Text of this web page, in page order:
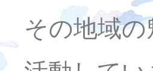
その地域